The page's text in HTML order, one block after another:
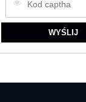
WYŚLIJ